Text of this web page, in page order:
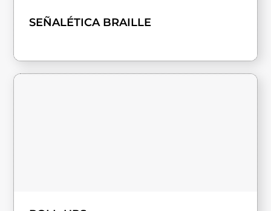
SEÑALÉTICA BRAILLE